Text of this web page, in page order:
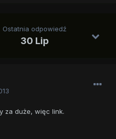
Ostatnia odpowiedź
30 Lip
za duże, więc link.